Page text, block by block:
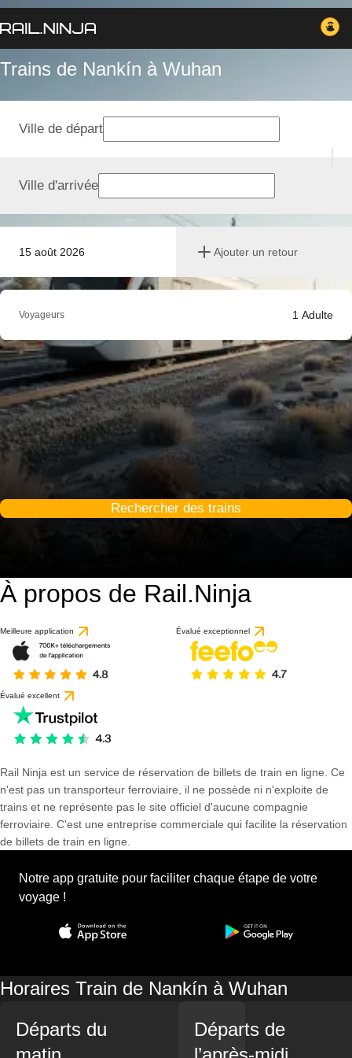
Trains de Nankín à Wuhan
15 août 2026 Ajouter un retour
Ville de départ
Ville d'arrivée
Voyageurs 1 Adulte
Rechercher des trains
À propos de Rail.Ninja
Meilleure application Évalué exceptionnel
Évalué excellent
Rail Ninja est un service de réservation de billets de train en ligne. Ce
n'est pas un transporteur ferroviaire, il ne possède ni n'exploite de
trains et ne représente pas le site officiel d'aucune compagnie
ferroviaire. C'est une entreprise commerciale qui facilite la réservation
de billets de train en ligne.
Notre app gratuite pour faciliter chaque étape de votre
voyage !
Horaires Train de Nankín à Wuhan
Départs du
Départs de